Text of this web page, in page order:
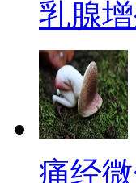
乳腺
痛经